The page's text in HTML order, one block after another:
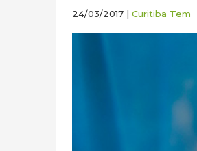
24/03/2017 |Curitiba Tem